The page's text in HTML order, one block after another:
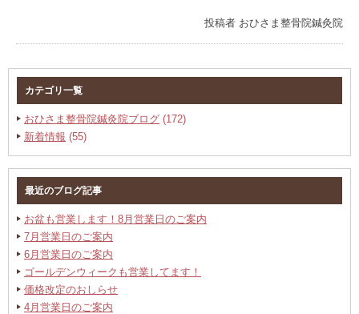
投稿者 おひさま整骨院鍼灸院
カテゴリ一覧
おひさま整骨院鍼灸院ブログ (172)
新着情報 (55)
最近のブログ記事
お盆も営業します！8月営業日のご案内
7月営業日のご案内
6月営業日のご案内
ゴールデンウィークも営業してます！
価格改定のおしらせ
4月営業日のご案内